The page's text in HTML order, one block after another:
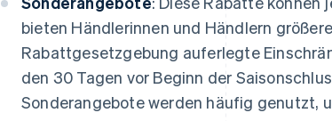
bieten Händlerinnen und Händlern
Rabattgesetzgebung auferlegte
den 30 Tagen vor Beginn der
Sonderangebote werden häufig genutzt,